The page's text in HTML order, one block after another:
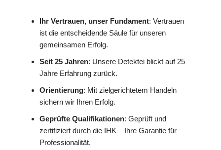
Ihr Vertrauen, unser Fundament: Vertrauen
ist die entscheidende Säule für unseren
gemeinsamen Erfolg.
Seit 25 Jahren: Unsere Detektei blickt auf 25
Jahre Erfahrung zurück.
Orientierung: Mit zielgerichtetem Handeln
sichern wir Ihren Erfolg.
Geprüfte Qualifikationen: Geprüft und
zertifiziert durch die IHK – Ihre Garantie für
Professionalität.